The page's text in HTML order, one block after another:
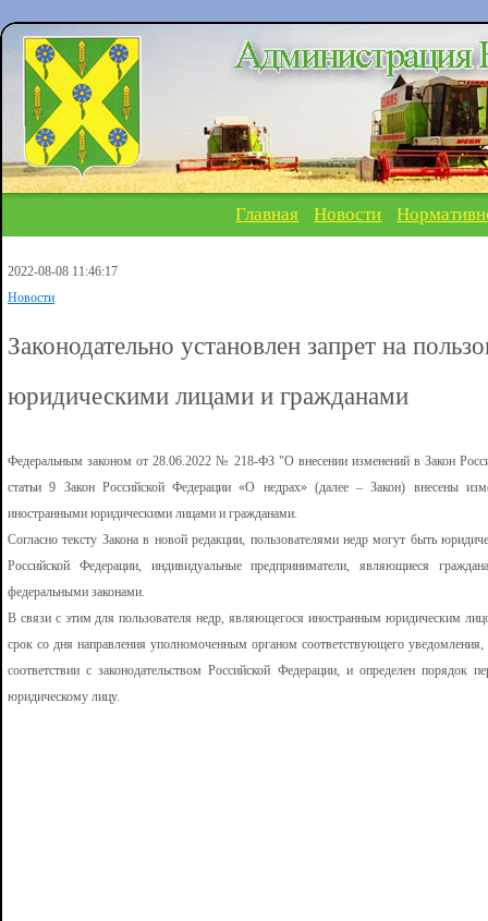
Главная Новости
2022-08-08 11:46:17
Новости
Законодательно установлен запрет на
юридическими лицами и гражданами
Федеральным законом от 28.06.2022 № 218-ФЗ "О внесении изменений в Закон
статьи 9 Закон Российской Федерации «О недрах» (далее – Закон) внесены
иностранными юридическими лицами и гражданами.
Согласно тексту Закона в новой редакции, пользователями недр могут быть
Российской Федерации, индивидуальные предприниматели, являющиеся
федеральными законами.
В связи с этим для пользователя недр, являющегося иностранным юридическим
срок со дня направления уполномоченным органом соответствующего
соответствии с законодательством Российской Федерации, и определен порядок
юридическому лицу.